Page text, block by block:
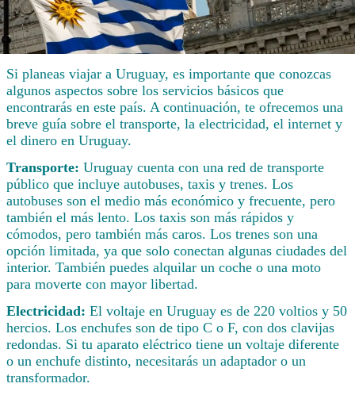
Si planeas viajar a Uruguay, es importante que conozcas
algunos aspectos sobre los servicios básicos que
encontrarás en este país. A continuación, te ofrecemos una
breve guía sobre el transporte, la electricidad, el internet y
el dinero en Uruguay.
Transporte: Uruguay cuenta con una red de transporte
público que incluye autobuses, taxis y trenes. Los
autobuses son el medio más económico y frecuente, pero
también el más lento. Los taxis son más rápidos y
cómodos, pero también más caros. Los trenes son una
opción limitada, ya que solo conectan algunas ciudades del
interior. También puedes alquilar un coche o una moto
para moverte con mayor libertad.
Electricidad: El voltaje en Uruguay es de 220 voltios y 50
hercios. Los enchufes son de tipo C o F, con dos clavijas
redondas. Si tu aparato eléctrico tiene un voltaje diferente
o un enchufe distinto, necesitarás un adaptador o un
transformador.